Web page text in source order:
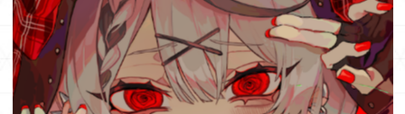
VIDEOS
MUSIC
GOODS